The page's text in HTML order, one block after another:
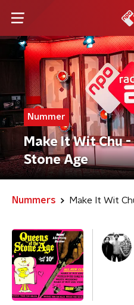
Nummer
Make It Wit Chu
Stone Age
Nummers Make It Wit